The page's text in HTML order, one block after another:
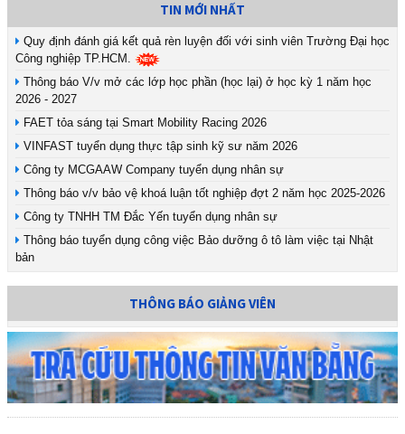
TIN MỚI NHẤT
Quy định đánh giá kết quả rèn luyện đối với sinh viên Trường Đại học
Công nghiệp TP.HCM.
Thông báo V/v mở các lớp học phần (học lại) ở học kỳ 1 năm học
2026 - 2027
FAET tỏa sáng tại Smart Mobility Racing 2026
VINFAST tuyển dụng thực tập sinh kỹ sư năm 2026
Công ty MCGAAW Company tuyển dụng nhân sự
Thông báo v/v bảo vệ khoá luận tốt nghiệp đợt 2 năm học 2025-2026
Công ty TNHH TM Đắc Yến tuyển dụng nhân sự
Thông báo tuyển dụng công việc Bảo dưỡng ô tô làm việc tại Nhật
bản
THÔNG BÁO GIẢNG VIÊN